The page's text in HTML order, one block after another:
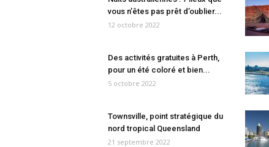
vous n’êtes pas prêt d’oublier...
12 octobre 2022
Des activités gratuites à Perth,
pour un été coloré et bien...
5 octobre 2022
Townsville, point stratégique du
nord tropical Queensland
21 septembre 2022